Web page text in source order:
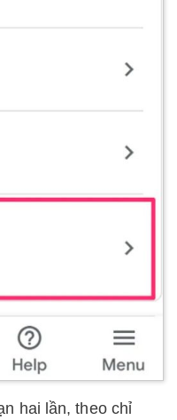
hai lần, theo chỉ